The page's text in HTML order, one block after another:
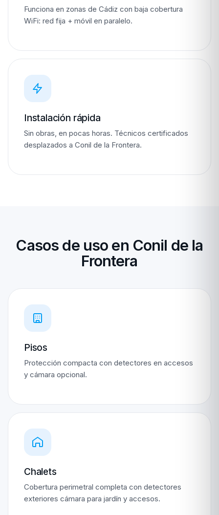
Funciona en zonas de Cádiz con baja cobertura
WiFi: red fija + móvil en paralelo.
Instalación rápida
Sin obras, en pocas horas. Técnicos certificados
desplazados a Conil de la Frontera.
Casos de uso en Conil de la
Frontera
Pisos
Protección compacta con detectores en accesos
y cámara opcional.
Chalets
Cobertura perimetral completa con detectores
exteriores cámara para jardín y accesos.